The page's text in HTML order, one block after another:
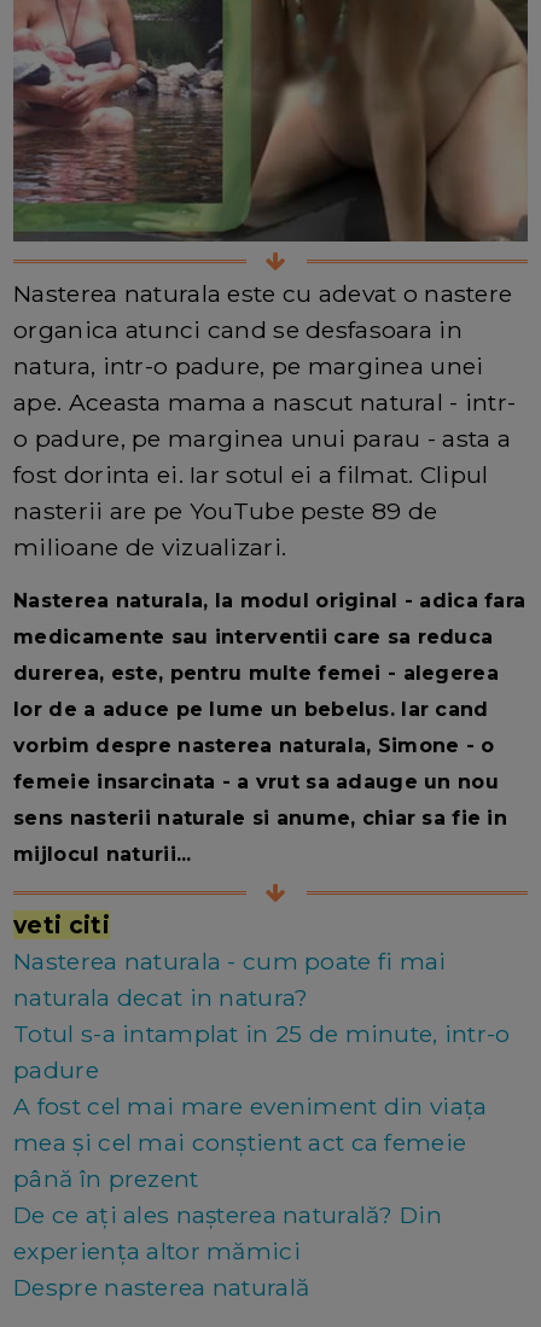
Nasterea naturala este cu adevat o nastere
organica atunci cand se desfasoara in
natura, intr-o padure, pe marginea unei
ape. Aceasta mama a nascut natural - intr-
o padure, pe marginea unui parau - asta a
fost dorinta ei. Iar sotul ei a filmat. Clipul
nasterii are pe YouTube peste 89 de
milioane de vizualizari.
Nasterea naturala, la modul original - adica fara
medicamente sau interventii care sa reduca
durerea, este, pentru multe femei - alegerea
lor de a aduce pe lume un bebelus. Iar cand
vorbim despre nasterea naturala, Simone - o
femeie insarcinata - a vrut sa adauge un nou
sens nasterii naturale si anume, chiar sa fie in
mijlocul naturii...
veti citi
Nasterea naturala - cum poate fi mai
naturala decat in natura?
Totul s-a intamplat in 25 de minute, intr-o
padure
A fost cel mai mare eveniment din viața
mea și cel mai conștient act ca femeie
până în prezent
De ce ați ales nașterea naturală? Din
experiența altor mămici
Despre nasterea naturală